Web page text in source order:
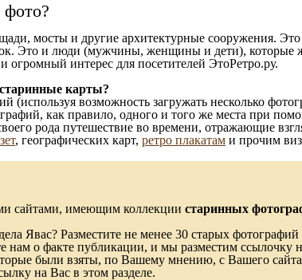
фото?
мосты и другие архитектурные сооружения.
Это и люди (мужчины, женщины и дети), которые
огромный интерес для посетителей ЭтоРетро.ру.
карты?
(используя возможность загружать несколько
как правило, одного и того же места при
рода путешествие во времени, отражающие
, географических карт, ретро плакатам и прочим
сайтами, имеющим коллекции старинных
Явас? Разместите не менее 30 старых
нам о факте публикации, и мы разместим ссылочку
были взяты, по Вашему мнению, с Вашего
на Вас в этом разделе.